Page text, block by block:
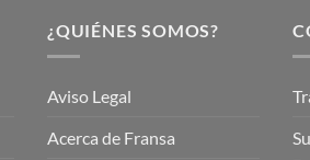
¿QUIÉNES SOMOS?
Aviso Legal
Acerca de Fransa